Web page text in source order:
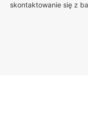
skontaktowanie się z